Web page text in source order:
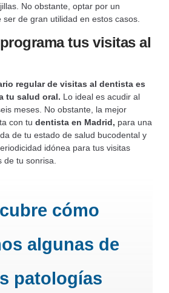
No obstante, optar por un
ser de gran utilidad en estos casos.
tus visitas al
regular de visitas al dentista es
tu salud oral. Lo ideal es acudir al
meses. No obstante, la mejor
con tudentista en Madrid, para una
de tu estado de salud bucodental y
idónea para tus visitas
de tu sonrisa.
cómo
algunas de
patologías